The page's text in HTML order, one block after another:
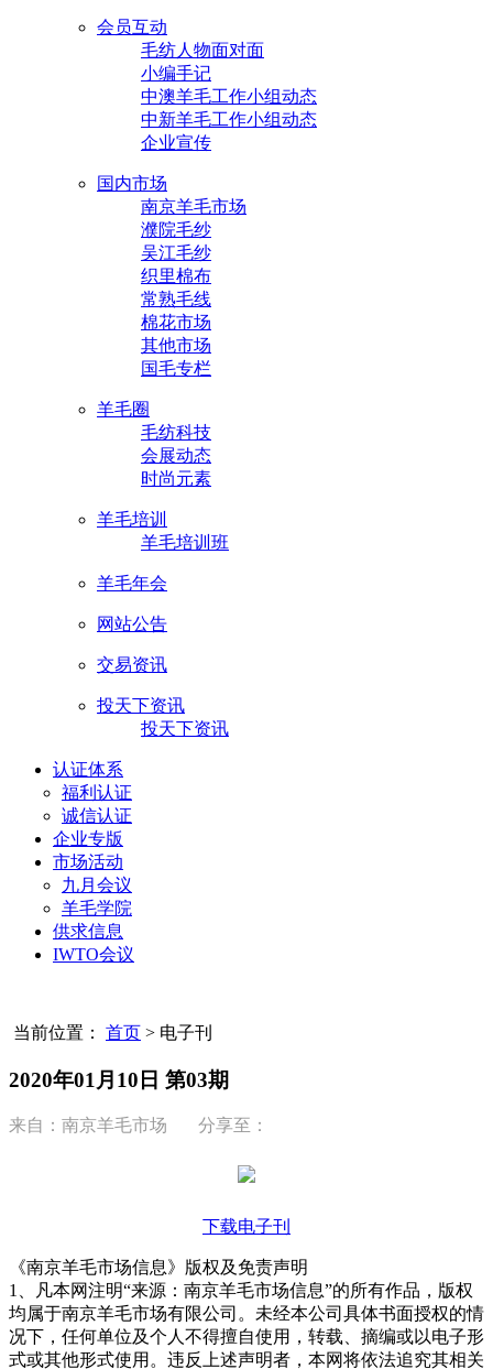
会员互动
毛纺人物面对面
小编手记
中澳羊毛工作小组动态
中新羊毛工作小组动态
企业宣传
国内市场
南京羊毛市场
濮院毛纱
吴江毛纱
织里棉布
常熟毛线
棉花市场
其他市场
国毛专栏
羊毛圈
毛纺科技
会展动态
时尚元素
羊毛培训
羊毛培训班
羊毛年会
网站公告
交易资讯
投天下资讯
投天下资讯
认证体系
福利认证
诚信认证
企业专版
市场活动
九月会议
羊毛学院
供求信息
IWTO会议
当前位置： 首页 > 电子刊
2020年01月10日 第03期
来自：南京羊毛市场 分享至：
下载电子刊
《南京羊毛市场信息》版权及免责声明
1、凡本网注明“来源：南京羊毛市场信息”的所有作品，版权
均属于南京羊毛市场有限公司。未经本公司具体书面授权的情
况下，任何单位及个人不得擅自使用，转载、摘编或以电子形
式或其他形式使用。违反上述声明者，本网将依法追究其相关